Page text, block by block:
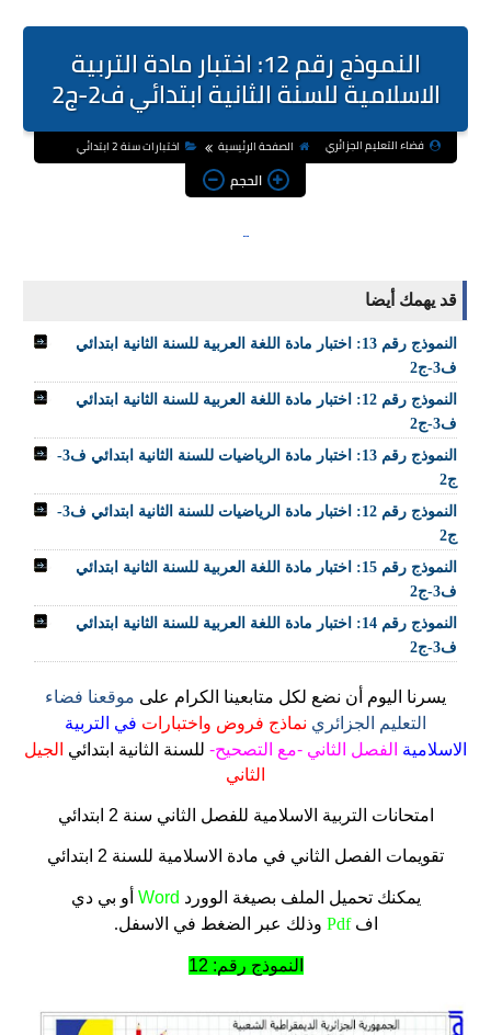
النموذج رقم 12: اختبار مادة التربية
الاسلامية للسنة الثانية ابتدائي ف2-ج2
فضاء التعليم الجزائري الصفحة الرئيسية اختبارات سنة 2 ابتدائي
الحجم
قد يهمك أيضا
النموذج رقم 13: اختبار مادة اللغة العربية للسنة الثانية ابتدائي
ف3-ج2
النموذج رقم 12: اختبار مادة اللغة العربية للسنة الثانية ابتدائي
ف3-ج2
النموذج رقم 13: اختبار مادة الرياضيات للسنة الثانية ابتدائي ف3-
ج2
النموذج رقم 12: اختبار مادة الرياضيات للسنة الثانية ابتدائي ف3-
ج2
النموذج رقم 15: اختبار مادة اللغة العربية للسنة الثانية ابتدائي
ف3-ج2
النموذج رقم 14: اختبار مادة اللغة العربية للسنة الثانية ابتدائي
ف3-ج2
يسرنا اليوم أن نضع لكل متابعينا الكرام على موقعنا فضاء
التعليم الجزائري نماذج فروض واختبارات في التربية
الاسلامية الفصل الثاني -مع التصحيح- للسنة الثانية ابتدائي الجيل
الثاني
امتحانات التربية الاسلامية للفصل الثاني سنة 2 ابتدائي
تقويمات الفصل الثاني في مادة الاسلامية للسنة 2 ابتدائي
يمكنك تحميل الملف بصيغة الوورد Word أو بي دي
افPdf وذلك عبر الضغط في الاسفل.
النموذج رقم: 12